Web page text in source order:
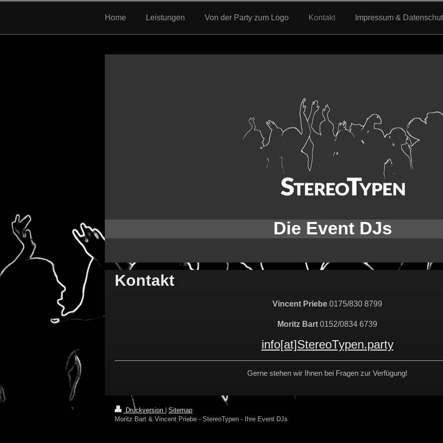
Home Leistungen Von der Party zum Logo Kontakt Impressum &
Die Event DJs
Kontakt
Vincent Priebe 0175/830 8799
Moritz Bart 0152/0834 6739
info[at]StereoTypen.party
Gerne stehen wir Ihnen bei Fragen zur Verfügung!
Druckversion
Sitemap
Moritz Bart & Vincent Priebe - StereoTypen - Ihre Event DJs